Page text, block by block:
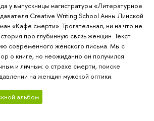
у выпускницы магистратуры «Литературное
Creative Writing School Анны Линской
«Кафе смерти». Трогательная, ни на что не
про глубинную связь женщин. Текст
современного женского письма. Мы с
о книге, но неожиданно он получился
и личным: о страхе смерти, поиске
на женщин мужской оптики.
альбом